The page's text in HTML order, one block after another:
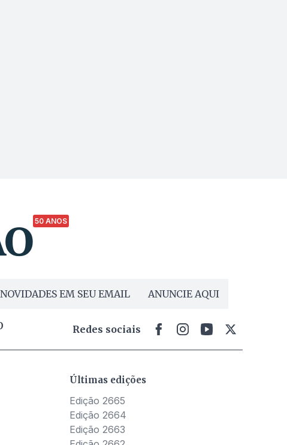
50 ANOS
EM SEU EMAIL ANUNCIE AQUI
Redes sociais
Últimas edições
Edição 2665
Edição 2664
Edição 2663